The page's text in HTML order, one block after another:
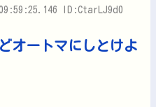
ID:CtarLJ9d0
オートマにしとけよ